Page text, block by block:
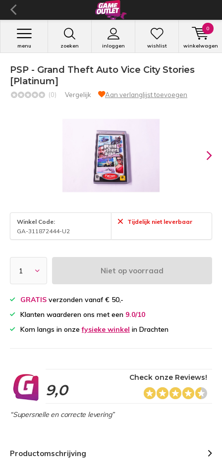
zoeken inloggen
menu wishlist winkelwagen
0
PSP - Grand Theft Auto Vice City Stories
[Platinum]
(0) Vergelijk Aan verlanglijst toevoegen
Winkel Code:
GA-311872444-U2
Tijdelijk niet leverbaar
Niet op voorraad
GRATIS verzonden vanaf € 50,-
Klanten waarderen ons met een 9.0/10
Kom langs in onzefysieke winkel in Drachten
9,0
Check onze Reviews!
“Supersnelle en correcte levering”
Productomschrijving